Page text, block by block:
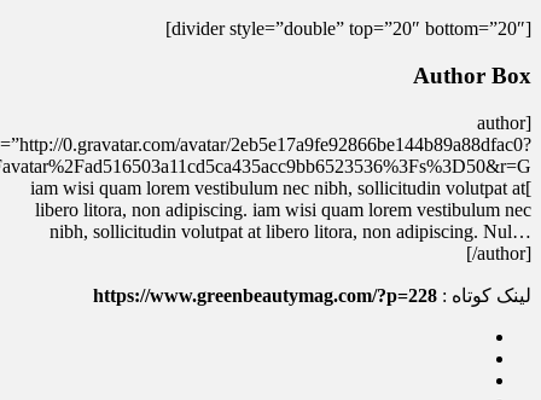
[divider style=”double” top=”20″ bottom=”20″]
Author Box
[author
0.gravatar.com/avatar/2eb5e17a9fe92866be144b89a88dfac0?
]iam wisi quam lorem vestibulum nec nibh, sollicitudin volutpat at
libero litora, non adipiscing. iam wisi quam lorem vestibulum nec
nibh, sollicitudin volutpat at libero litora, non adipiscing. Nul…
[/author]
لینک کوتاه : https://www.greenbeautymag.com/?p=228